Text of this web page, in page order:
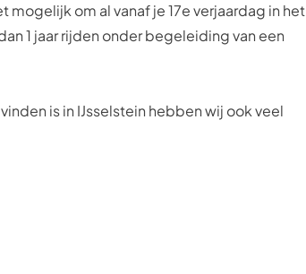
mogelijk om al vanaf je 17e verjaardag in het
1 jaar rijden onder begeleiding van een
is in IJsselstein hebben wij ook veel